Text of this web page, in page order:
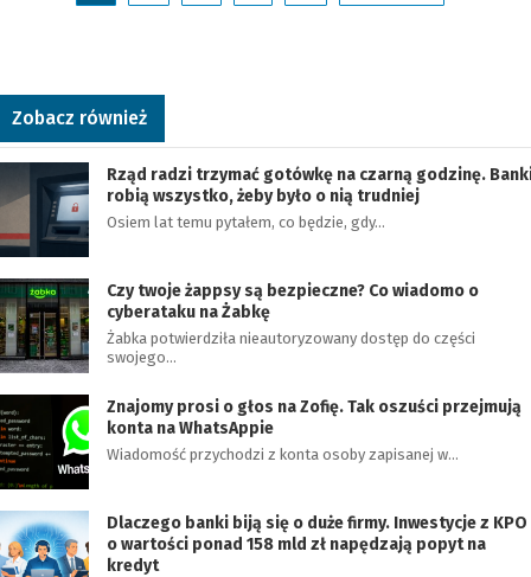
Zobacz również
Rząd radzi trzymać gotówkę na czarną godzinę.
robią wszystko, żeby było o nią trudniej
Osiem lat temu pytałem, co będzie, gdy…
Czy twoje żappsy są bezpieczne? Co wiadomo o
cyberataku na Żabkę
Żabka potwierdziła nieautoryzowany dostęp do części
swojego…
Znajomy prosi o głos na Zofię. Tak oszuści przejmują
konta na WhatsAppie
Wiadomość przychodzi z konta osoby zapisanej w…
Dlaczego banki biją się o duże firmy. Inwestycje z KPO
o wartości ponad 158 mld zł napędzają popyt na
kredyt